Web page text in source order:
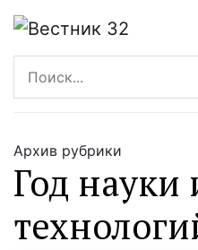
Архив рубрики
Год науки